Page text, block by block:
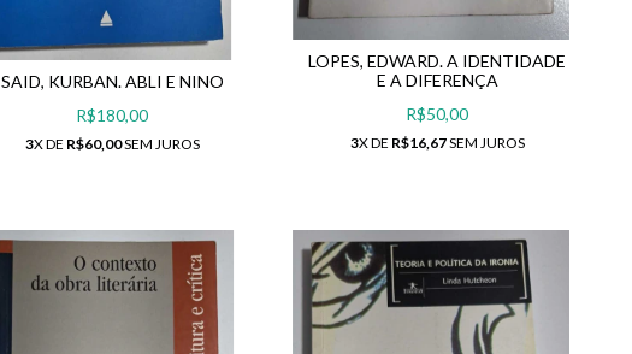
SAID, KURBAN. ABLI E NINO
R$180,00
3X DE R$60,00SEM JUROS
LOPES, EDWARD. A IDENTIDADE
E A DIFERENÇA
R$50,00
3X DE R$16,67SEM JUROS